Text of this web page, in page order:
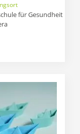
für Gesundheit